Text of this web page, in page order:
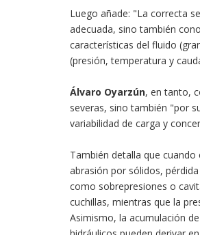
Luego añade: "La correcta
adecuada, sino también
características del fluido
(presión, temperatura y
Álvaro Oyarzún, en tanto,
severas, sino también "por
variabilidad de carga y
También detalla que
abrasión por sólidos,
como sobrepresiones o
cuchillas, mientras que la
Asimismo, la acumulación